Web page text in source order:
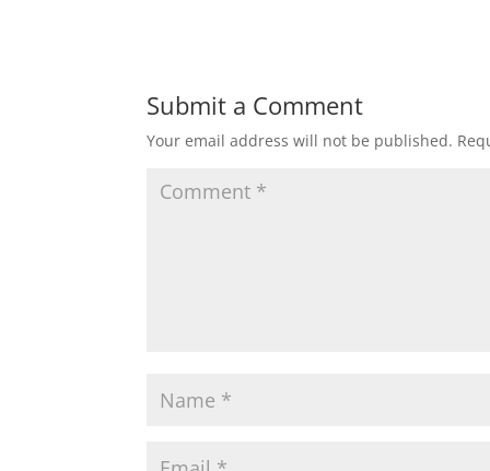
Submit a Comment
Your email address will not be published.